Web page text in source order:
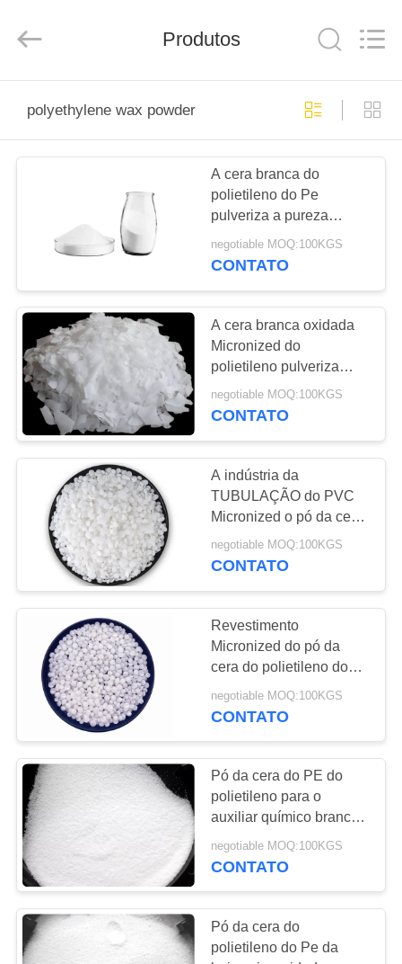
PRODUTOS
NÓS
EXCURSÃO
DA
FÁBRICA
CONTROLE
DA
QUALIDADE
CONTACTE-
NOS
PEÇA
UMAS
CITAÇÕES
MAPA
DO
SITE
PRIVACY
POLICY
Chemical
Produtos
polyethylene wax powder
A cera branca do
polietileno do Pe
pulveriza a pureza
99,9% para o lubrificante
do PVC
negotiable MOQ:100KGS
CONTATO
A cera branca oxidada
Micronized do
polietileno pulveriza
9002-88-4
negotiable MOQ:100KGS
CONTATO
A indústria da
TUBULAÇÃO do PVC
Micronized o pó da cera
do polietileno para
revestimentos industriais
negotiable MOQ:100KGS
CONTATO
Revestimento
Micronized do pó da
cera do polietileno do
Pe para a tubulação do
Pvc
negotiable MOQ:100KGS
CONTATO
Pó da cera do PE do
polietileno para o
auxiliar químico branco
dos produtos do PVC
negotiable MOQ:100KGS
CONTATO
Pó da cera do
polietileno do Pe da